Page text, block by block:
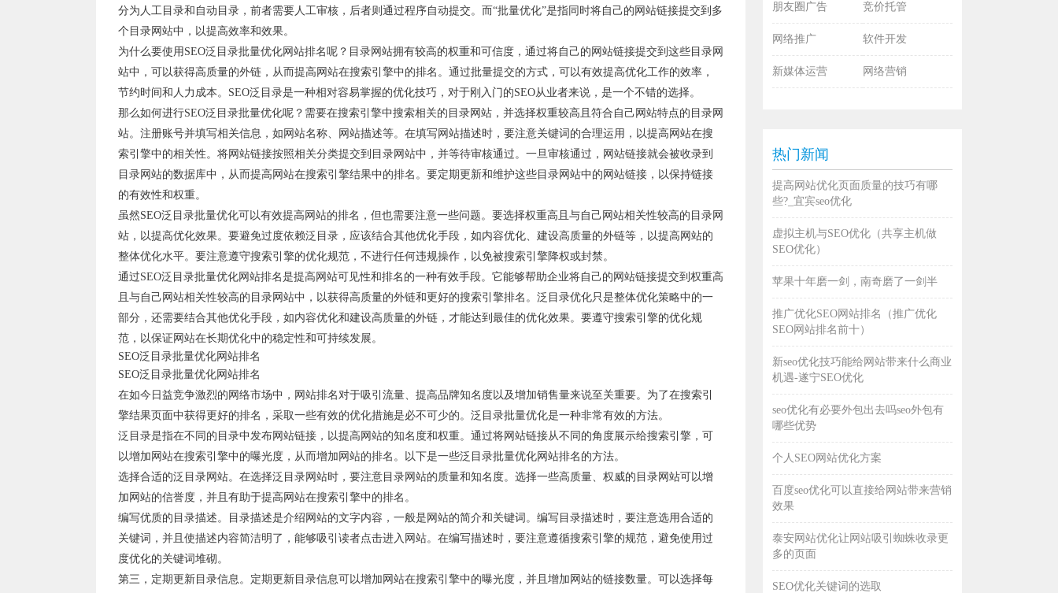
分为人工目录和自动目录，前者需要人工审核，后者则通过程序自动提交。而“批量优化”是指同时将自己的网站链接提交到多
个目录网站中，以提高效率和效果。
为什么要使用SEO泛目录批量优化网站排名呢？目录网站拥有较高的权重和可信度，通过将自己的网站链接提交到这些目录网
站中，可以获得高质量的外链，从而提高网站在搜索引擎中的排名。通过批量提交的方式，可以有效提高优化工作的效率，
节约时间和人力成本。SEO泛目录是一种相对容易掌握的优化技巧，对于刚入门的SEO从业者来说，是一个不错的选择。
那么如何进行SEO泛目录批量优化呢？需要在搜索引擎中搜索相关的目录网站，并选择权重较高且符合自己网站特点的目录网
站。注册账号并填写相关信息，如网站名称、网站描述等。在填写网站描述时，要注意关键词的合理运用，以提高网站在搜
索引擎中的相关性。将网站链接按照相关分类提交到目录网站中，并等待审核通过。一旦审核通过，网站链接就会被收录到
目录网站的数据库中，从而提高网站在搜索引擎结果中的排名。要定期更新和维护这些目录网站中的网站链接，以保持链接
的有效性和权重。
虽然SEO泛目录批量优化可以有效提高网站的排名，但也需要注意一些问题。要选择权重高且与自己网站相关性较高的目录网
站，以提高优化效果。要避免过度依赖泛目录，应该结合其他优化手段，如内容优化、建设高质量的外链等，以提高网站的
整体优化水平。要注意遵守搜索引擎的优化规范，不进行任何违规操作，以免被搜索引擎降权或封禁。
通过SEO泛目录批量优化网站排名是提高网站可见性和排名的一种有效手段。它能够帮助企业将自己的网站链接提交到权重高
且与自己网站相关性较高的目录网站中，以获得高质量的外链和更好的搜索引擎排名。泛目录优化只是整体优化策略中的一
部分，还需要结合其他优化手段，如内容优化和建设高质量的外链，才能达到最佳的优化效果。要遵守搜索引擎的优化规
范，以保证网站在长期优化中的稳定性和可持续发展。
SEO泛目录批量优化网站排名
SEO泛目录批量优化网站排名
在如今日益竞争激烈的网络市场中，网站排名对于吸引流量、提高品牌知名度以及增加销售量来说至关重要。为了在搜索引
擎结果页面中获得更好的排名，采取一些有效的优化措施是必不可少的。泛目录批量优化是一种非常有效的方法。
泛目录是指在不同的目录中发布网站链接，以提高网站的知名度和权重。通过将网站链接从不同的角度展示给搜索引擎，可
以增加网站在搜索引擎中的曝光度，从而增加网站的排名。以下是一些泛目录批量优化网站排名的方法。
选择合适的泛目录网站。在选择泛目录网站时，要注意目录网站的质量和知名度。选择一些高质量、权威的目录网站可以增
加网站的信誉度，并且有助于提高网站在搜索引擎中的排名。
编写优质的目录描述。目录描述是介绍网站的文字内容，一般是网站的简介和关键词。编写目录描述时，要注意选用合适的
关键词，并且使描述内容简洁明了，能够吸引读者点击进入网站。在编写描述时，要注意遵循搜索引擎的规范，避免使用过
度优化的关键词堆砌。
第三，定期更新目录信息。定期更新目录信息可以增加网站在搜索引擎中的曝光度，并且增加网站的链接数量。可以选择每
朋友圈广告 竞价托管
网络推广 软件开发
新媒体运营 网络营销
热门新闻
提高网站优化页面质量的技巧有哪
些?_宜宾seo优化
虚拟主机与SEO优化（共享主机做
SEO优化）
苹果十年磨一剑，南奇磨了一剑半
推广优化SEO网站排名（推广优化
SEO网站排名前十）
新seo优化技巧能给网站带来什么商业
机遇-遂宁SEO优化
seo优化有必要外包出去吗seo外包有
哪些优势
个人SEO网站优化方案
百度seo优化可以直接给网站带来营销
效果
泰安网站优化让网站吸引蜘蛛收录更
多的页面
SEO优化关键词的选取